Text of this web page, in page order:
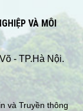
VÀ MÔI
- TP.Hà Nội.
và Truyền thông